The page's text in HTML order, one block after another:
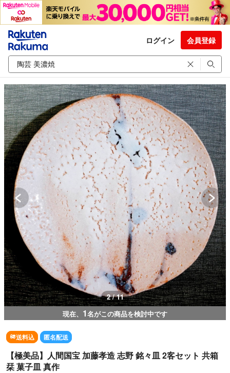
ログイン 会員登録
3 / 11
現在、 1名がこの商品を検討中です
送料込 匿名配送
【極美品】人間国宝 加藤孝造 志野 銘々皿 2客セット 共箱
栞 菓子皿 真作